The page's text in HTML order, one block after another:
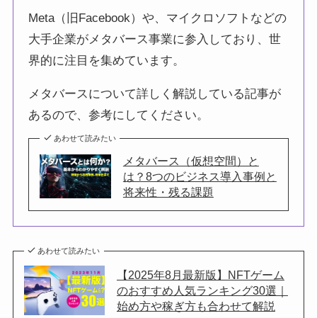
Meta（旧Facebook）や、マイクロソフトなどの
大手企業がメタバース事業に参入しており、世
界的に注目を集めています。
メタバースについて詳しく解説している記事が
あるので、参考にしてください。
あわせて読みたい
メタバース（仮想空間）と
は？8つのビジネス導入事例と
将来性・残る課題
あわせて読みたい
【2025年8月最新版】NFTゲーム
のおすすめ人気ランキング30選｜
始め方や稼ぎ方も合わせて解説